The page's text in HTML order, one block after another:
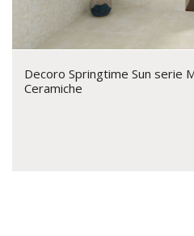
Decoro Springtime Sun serie
Ceramiche